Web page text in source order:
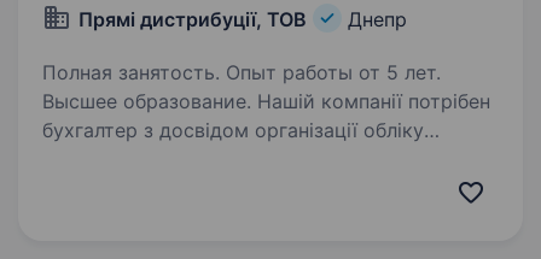
Прямі дистрибуції, ТОВ Днепр
Полная занятость. Опыт работы от 5 лет.
Высшее образование. Нашій компанії потрібен
бухгалтер з досвідом організації обліку
в гуртовій торгівлі буде перевагою. Вимоги: